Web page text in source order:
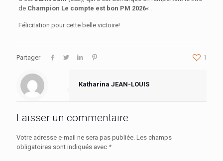
deChampion Le compte est bon PM 2026« .
Félicitation pour cette belle victoire!
Partager 1
Katharina JEAN-LOUIS
Laisser un commentaire
Votre adresse e-mail ne sera pas publiée. Les champs
obligatoires sont indiqués avec *